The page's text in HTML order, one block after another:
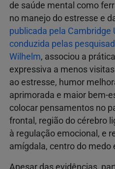
de saúde mental como
no manejo do estresse e
publicada pela Cambridge
conduzida pelas
Wilhelm, associou a
expressiva a menos
ao estresse, humor
aprimorada e maior bem-
colocar pensamentos no
frontal, região do cérebro
à regulação emocional, e
amígdala, centro do medo